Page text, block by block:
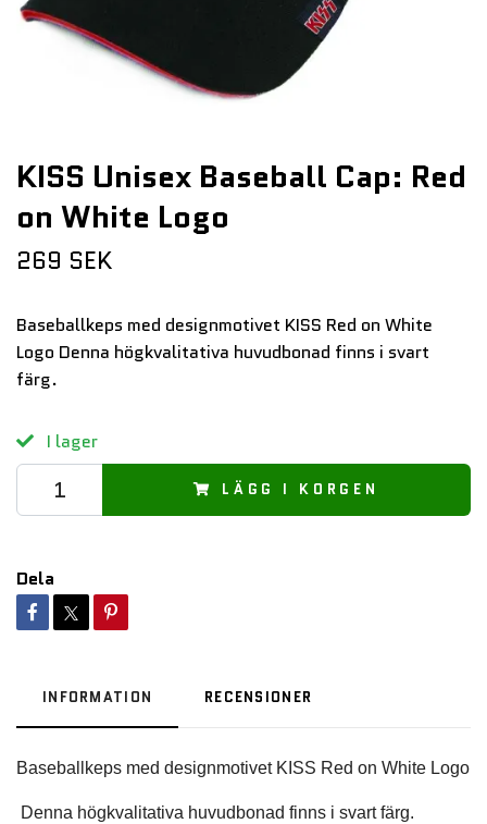
KISS Unisex Baseball Cap: Red
on White Logo
269 SEK
Baseballkeps med designmotivet KISS Red on White
Logo Denna högkvalitativa huvudbonad finns i svart
färg.
I lager
LÄGG I KORGEN
Dela
INFORMATION RECENSIONER
Baseballkeps med designmotivet KISS Red on White Logo
Denna högkvalitativa huvudbonad finns i svart färg.